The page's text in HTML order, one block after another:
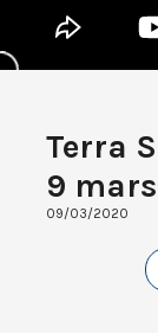
Terra
9
09/03/2020